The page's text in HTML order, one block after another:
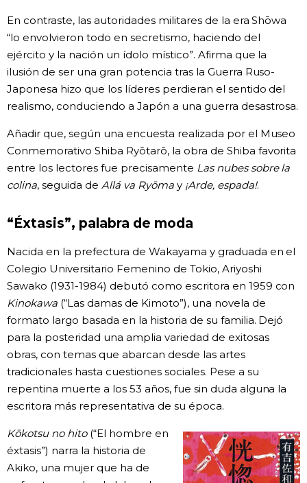
En contraste, las autoridades militares de la era Shōwa
“lo envolvieron todo en secretismo, haciendo del
ejército y la nación un ídolo místico”. Afirma que la
ilusión de ser una gran potencia tras la Guerra Ruso-
Japonesa hizo que los líderes perdieran el sentido del
realismo, conduciendo a Japón a una guerra desastrosa.
Añadir que, según una encuesta realizada por el Museo
Conmemorativo Shiba Ryōtarō, la obra de Shiba favorita
entre los lectores fue precisamente Las nubes sobre la
colina, seguida de Allá va Ryōmay ¡Arde, espada!.
“Éxtasis”, palabra de moda
Nacida en la prefectura de Wakayama y graduada en el
Colegio Universitario Femenino de Tokio, Ariyoshi
Sawako (1931-1984) debutó como escritora en 1959 con
Kinokawa(“Las damas de Kimoto”), una novela de
formato largo basada en la historia de su familia. Dejó
para la posteridad una amplia variedad de exitosas
obras, con temas que abarcan desde las artes
tradicionales hasta cuestiones sociales. Pese a su
repentina muerte a los 53 años, fue sin duda alguna la
escritora más representativa de su época.
Kōkotsu no hito(“El hombre en
éxtasis”) narra la historia de
Akiko, una mujer que ha de